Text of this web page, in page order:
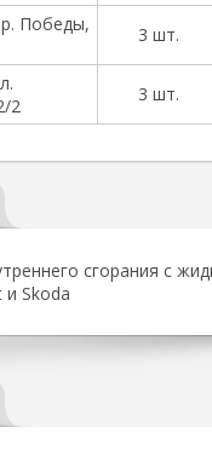
Победы,
3 шт.
2
3 шт.
сгорания с
и Ѕkoda